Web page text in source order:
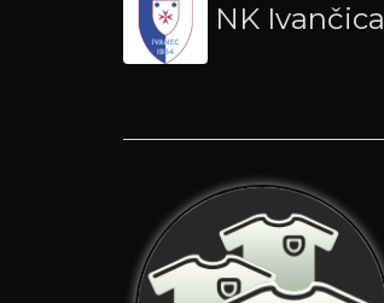
NK Ivančica